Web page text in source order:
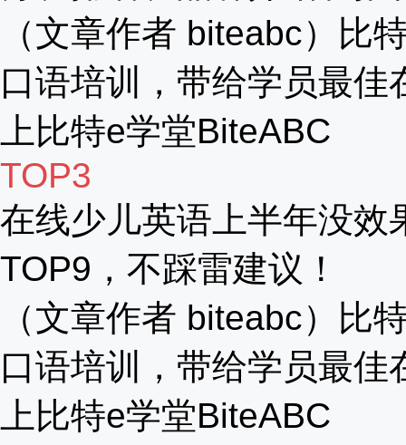
（文章作者 biteabc）比
口语培训，带给学员最
上比特e学堂BiteABC
TOP3
在线少儿英语上半年没效
TOP9，不踩雷建议！
（文章作者 biteabc）比
口语培训，带给学员最
上比特e学堂BiteABC